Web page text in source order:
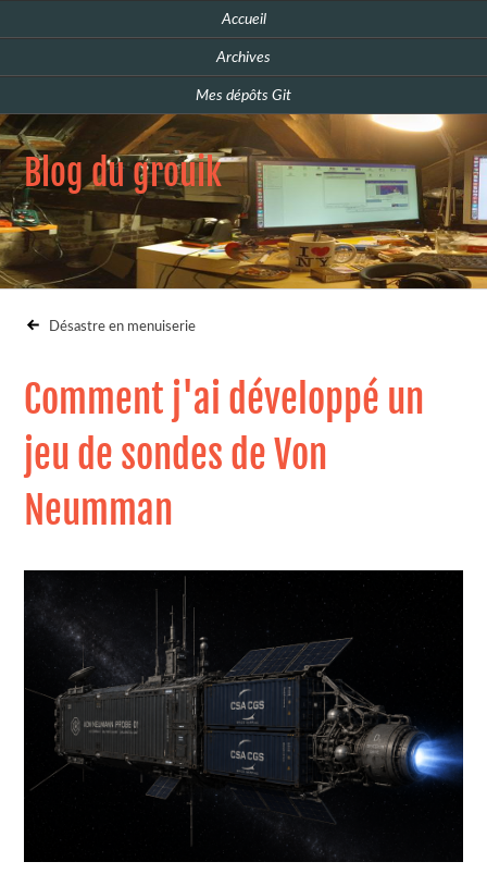
Accueil
Archives
Mes dépôts Git
Blog du grouik
Désastre en menuiserie
Comment j'ai développé un
jeu de sondes de Von
Neumman